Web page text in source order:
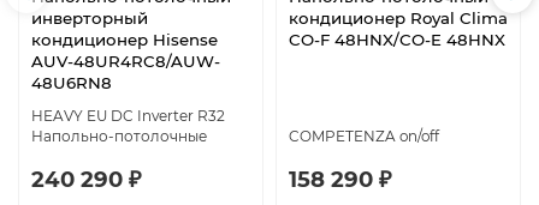
инверторный
кондиционер Hisense
AUV-48UR4RC8/AUW-
48U6RN8
HEAVY EU DC Inverter R32
Напольно-потолочные
240 290 ₽
кондиционер Royal Clima
CO-F 48HNX/CO-E 48HNX
COMPETENZA on/off
158 290 ₽